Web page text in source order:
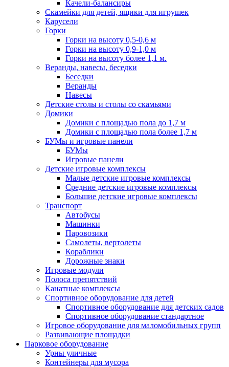
Качели-балансиры
Скамейки для детей, ящики для игрушек
Карусели
Горки
Горки на высоту 0,5-0,6 м
Горки на высоту 0,9-1,0 м
Горки на высоту более 1,1 м.
Веранды, навесы, беседки
Беседки
Веранды
Навесы
Детские столы и столы со скамьями
Домики
Домики с площадью пола до 1,7 м
Домики с площадью пола более 1,7 м
БУМы и игровые панели
БУМы
Игровые панели
Детские игровые комплексы
Малые детские игровые комплексы
Средние детские игровые комплексы
Большие детские игровые комплексы
Транспорт
Автобусы
Машинки
Паровозики
Самолеты, вертолеты
Кораблики
Дорожные знаки
Игровые модули
Полоса препятствий
Канатные комплексы
Спортивное оборудование для детей
Спортивное оборудование для детских садов
Спортивное оборудование стандартное
Игровое оборудование для маломобильных групп
Развивающие площадки
Парковое оборудование
Урны уличные
Контейнеры для мусора